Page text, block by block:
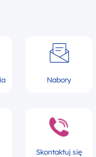
Nabory
Skontaktuj się